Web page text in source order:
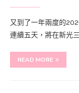
又到了一年兩度的
連續五天，將在新光
READ MORE